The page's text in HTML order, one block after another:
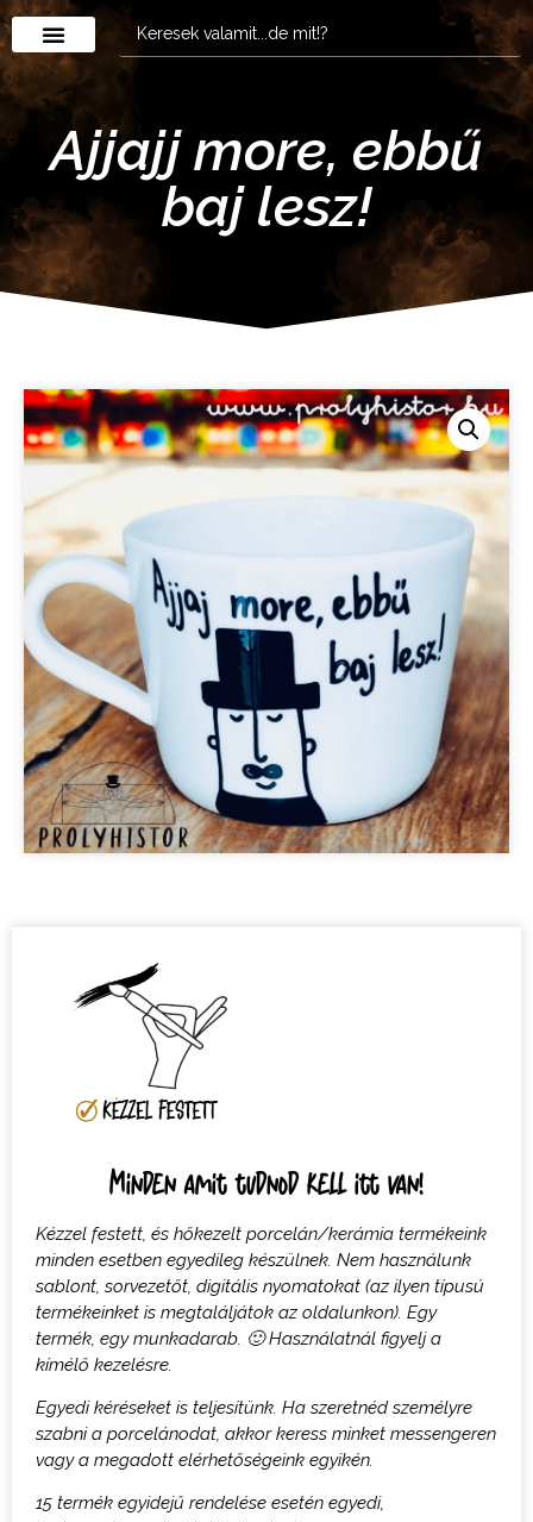
Ajjajj more, ebbű
baj lesz!
Minden amit tudnod kell itt van!
Kézzel festett, és hőkezelt porcelán/kerámia termékeink
minden esetben egyedileg készülnek. Nem használunk
sablont, sorvezetőt, digitális nyomatokat (az ilyen típusú
termékeinket is megtaláljátok az oldalunkon). Egy
termék, egy munkadarab. 🙂 Használatnál figyelj a
kímélő kezelésre.
Egyedi kéréseket is teljesítünk. Ha szeretnéd személyre
szabni a porcelánodat, akkor keress minket messengeren
vagy a megadott elérhetőségeink egyikén.
15 termék egyidejű rendelése esetén egyedi,